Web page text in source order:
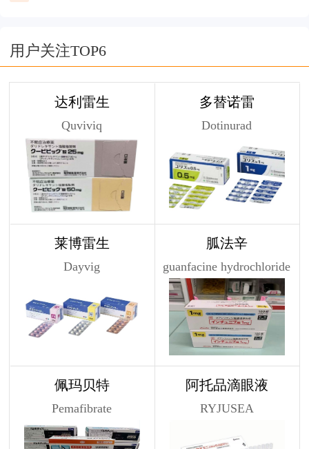
用户关注TOP6
达利雷生
Quviviq
多替诺雷
Dotinurad
莱博雷生
Dayvig
胍法辛
guanfacine hydrochloride
佩玛贝特
Pemafibrate
阿托品滴眼液
RYJUSEA